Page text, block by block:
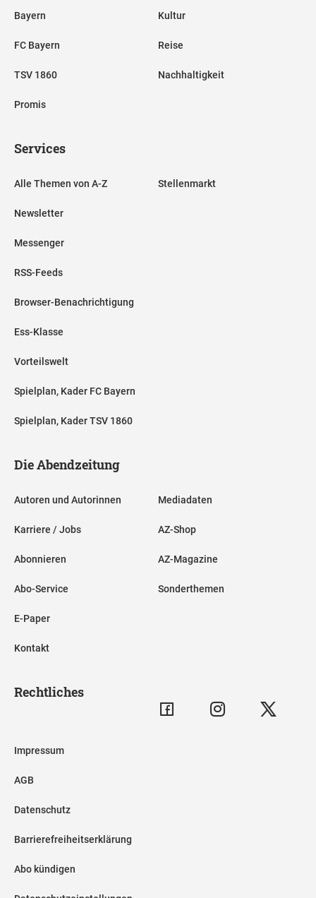
Bayern
FC Bayern
TSV 1860
Promis
Kultur
Reise
Nachhaltigkeit
Services
Alle Themen von A-Z
Newsletter
Messenger
RSS-Feeds
Browser-Benachrichtigung
Ess-Klasse
Vorteilswelt
Spielplan, Kader FC Bayern
Spielplan, Kader TSV 1860
Stellenmarkt
Die Abendzeitung
Autoren und Autorinnen
Karriere / Jobs
Abonnieren
Abo-Service
E-Paper
Kontakt
Mediadaten
AZ-Shop
AZ-Magazine
Sonderthemen
Rechtliches
Impressum
AGB
Datenschutz
Barrierefreiheitserklärung
Abo kündigen